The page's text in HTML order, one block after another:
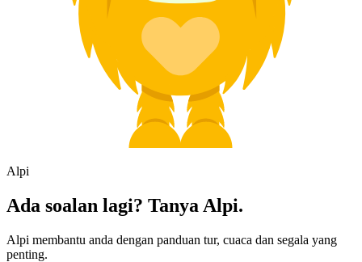
Alpi
Ada soalan lagi? Tanya Alpi.
Alpi membantu anda dengan panduan tur, cuaca dan segala yang
penting.